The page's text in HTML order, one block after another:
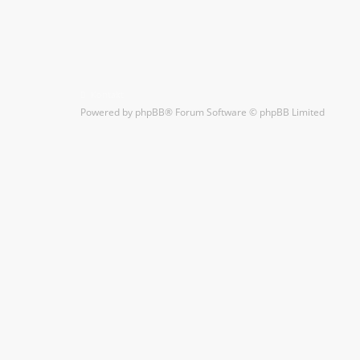
Powered by phpBB® Forum Software © phpBB Limited